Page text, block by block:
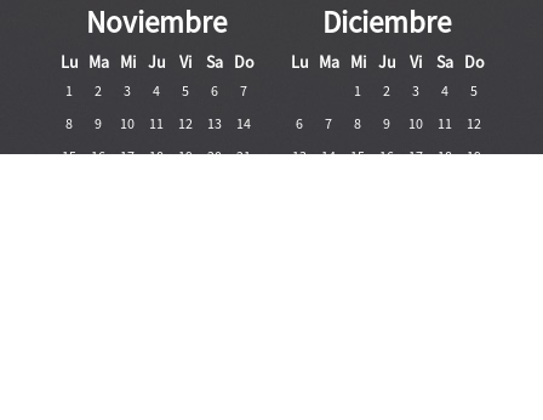
Noviembre
Lu Ma Mi Ju Vi Sa Do
1 2 3 4 5 6
7
8
9 10 11 12 13
14
15
16 17 18 19 20
21
Diciembre
Lu Ma Mi Ju Vi Sa Do
1 2 3 4
5
6
7 8 9 10 11
12
13
14 15 16 17 18
19